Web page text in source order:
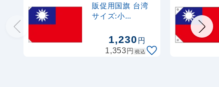
販促用国旗 台湾
サイズ:小
1,230円
1,353円 税込